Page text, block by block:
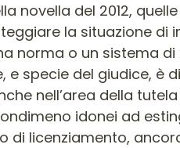
novella del 2012,
la situazione di
norma o un sistema di
e specie del giudice, è
nell’area della
idonei ad
di licenziamento,